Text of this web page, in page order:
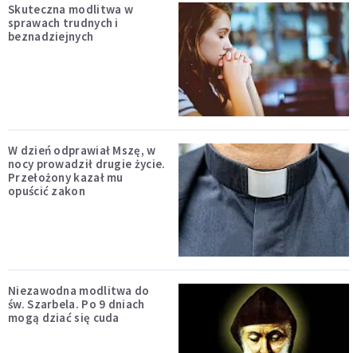
Skuteczna modlitwa w
sprawach trudnych i
beznadziejnych
W dzień odprawiał Mszę, w
nocy prowadził drugie życie.
Przełożony kazał mu
opuścić zakon
Niezawodna modlitwa do
św. Szarbela. Po 9 dniach
mogą dziać się cuda